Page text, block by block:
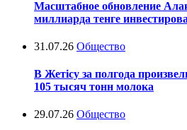
Масштабное обновление
миллиарда тенге
31.07.26 Общество
В Жетісу за полгода
105 тысяч тонн молока
29.07.26 Общество